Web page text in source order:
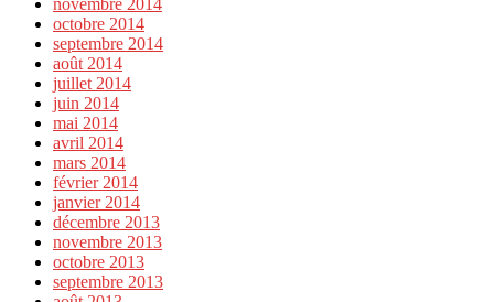
octobre 2014
septembre 2014
août 2014
juillet 2014
juin 2014
mai 2014
avril 2014
mars 2014
février 2014
janvier 2014
décembre 2013
novembre 2013
octobre 2013
septembre 2013